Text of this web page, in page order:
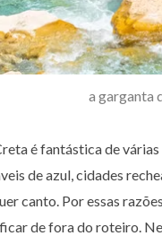
a garganta
é fantástica de
de azul, cidades
canto. Por essas
de fora do roteiro.